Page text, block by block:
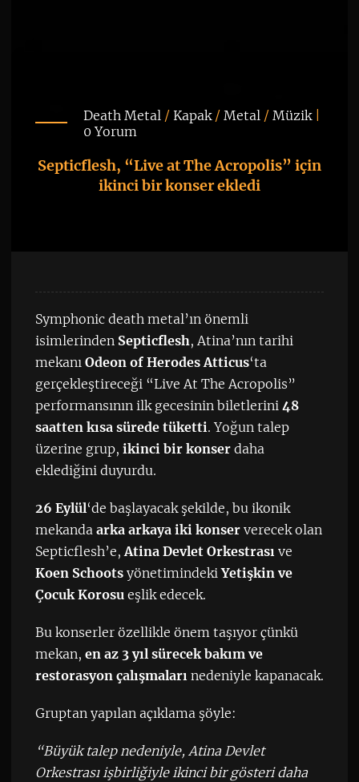
Death Metal/ Kapak/ Metal/ Müzik|
0 Yorum
Septicflesh, “Live at The Acropolis” için
ikinci bir konser ekledi
Symphonic death metal’ın önemli
isimlerinden Septicflesh, Atina’nın tarihi
mekanı Odeon of Herodes Atticus‘ta
gerçekleştireceği “Live At The Acropolis”
performansının ilk gecesinin biletlerini 48
saatten kısa sürede tüketti. Yoğun talep
üzerine grup, ikinci bir konserdaha
eklediğini duyurdu.
26 Eylül‘de başlayacak şekilde, bu ikonik
mekanda arka arkaya iki konserverecek olan
Septicflesh’e,Atina Devlet Orkestrasıve
Koen SchootsyönetimindekiYetişkin ve
Çocuk Korosueşlik edecek.
Bu konserler özellikle önem taşıyor çünkü
mekan, en az 3 yıl sürecek bakım ve
restorasyon çalışmalarınedeniyle kapanacak.
Gruptan yapılan açıklama şöyle:
“Büyük talep nedeniyle, Atina Devlet
Orkestrası işbirliğiyle ikinci bir gösteri daha